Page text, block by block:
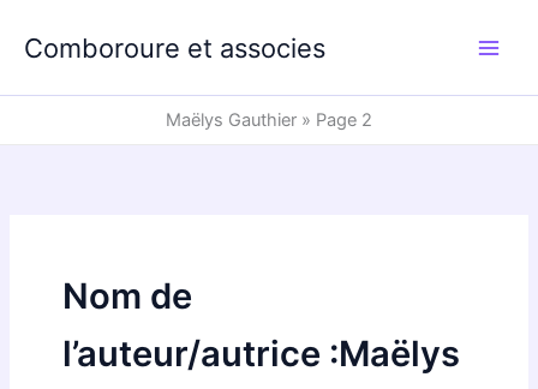
Comboroure et associes
Maëlys Gauthier » Page 2
Nom de
l’auteur/autrice :Maëlys